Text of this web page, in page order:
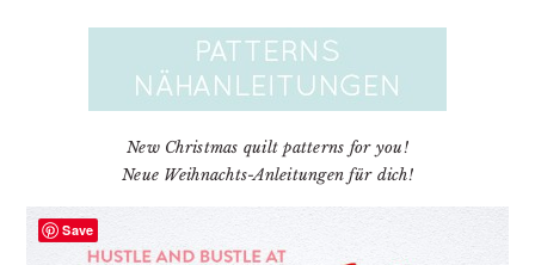
New Christmas quilt patterns for you!
Neue Weihnachts-Anleitungen für dich!
Save